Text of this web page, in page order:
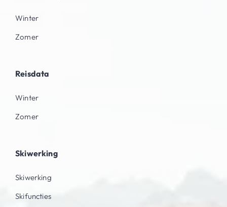
Winter
Zomer
Reisdata
Winter
Zomer
Skiwerking
Skiwerking
Skifuncties